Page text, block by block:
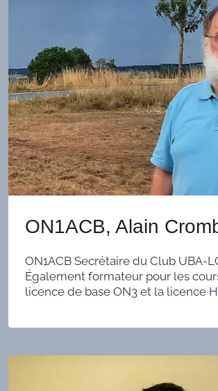
ON1ACB, Alain
ON1ACB Secrétaire du Club UBA-
Également formateur pour les
licence de base ON3 et la licence